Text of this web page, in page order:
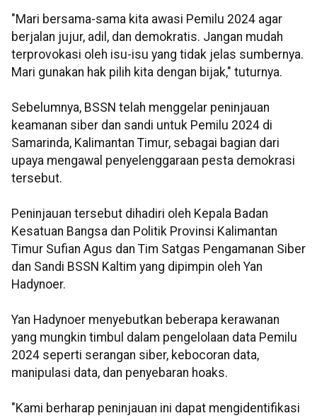
"Mari bersama-sama kita awasi Pemilu 2024 agar
berjalan jujur, adil, dan demokratis. Jangan mudah
terprovokasi oleh isu-isu yang tidak jelas sumbernya.
Mari gunakan hak pilih kita dengan bijak," tuturnya.
Sebelumnya, BSSN telah menggelar peninjauan
keamanan siber dan sandi untuk Pemilu 2024 di
Samarinda, Kalimantan Timur, sebagai bagian dari
upaya mengawal penyelenggaraan pesta demokrasi
tersebut.
Peninjauan tersebut dihadiri oleh Kepala Badan
Kesatuan Bangsa dan Politik Provinsi Kalimantan
Timur Sufian Agus dan Tim Satgas Pengamanan Siber
dan Sandi BSSN Kaltim yang dipimpin oleh Yan
Hadynoer.
Yan Hadynoer menyebutkan beberapa kerawanan
yang mungkin timbul dalam pengelolaan data Pemilu
2024 seperti serangan siber, kebocoran data,
manipulasi data, dan penyebaran hoaks.
"Kami berharap peninjauan ini dapat mengidentifikasi